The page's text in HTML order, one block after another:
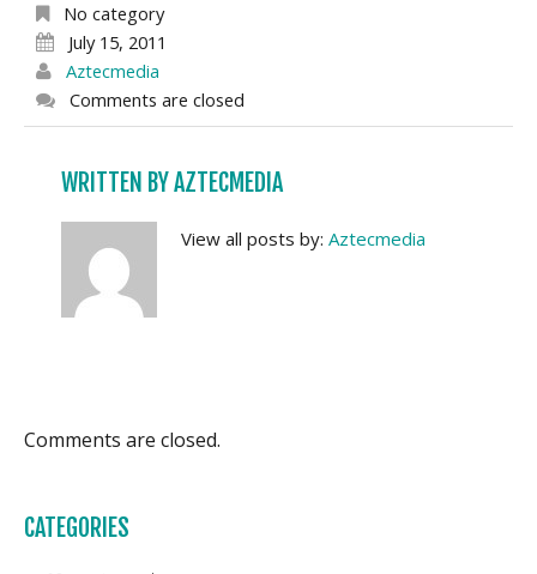
No category
July 15, 2011
Aztecmedia
Comments are closed
WRITTEN BYAZTECMEDIA
View all posts by: Aztecmedia
Comments are closed.
CATEGORIES